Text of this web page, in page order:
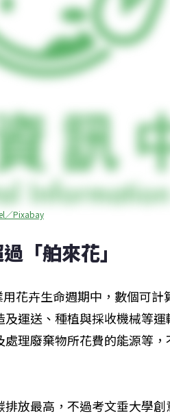
／Pixabay
「舶來花」
花卉生命週期中，數個可計
運送、種植與採收機械等
理廢棄物所花費的能源等
放最高，不過考文垂大學